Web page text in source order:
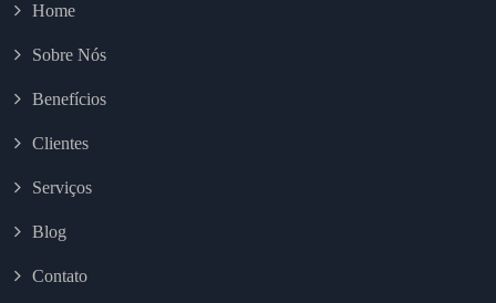
Home
Sobre Nós
Benefícios
Clientes
Serviços
Blog
Contato